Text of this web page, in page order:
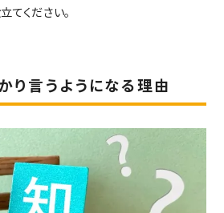
てください。
り言うようになる理由